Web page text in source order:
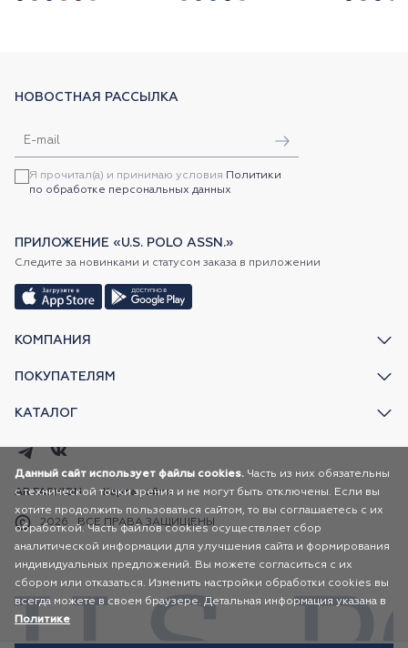
КОМПАНИЯ
ПОКУПАТЕЛЯМ
КАТАЛОГ
НОВОСТНАЯ РАССЫЛКА
Я прочитал(а) и принимаю условия Политики
по обработке персональных данных
ПРИЛОЖЕНИЕ «U.S. POLO ASSN.»
Следите за новинками и статусом заказа в приложении
2026 ВСЕ ПРАВА ЗАЩИЩЕНЫ
AR FASHION Карта сайта
Данный сайт использует файлы cookies. Часть из них обязательны
с технической точки зрения и не могут быть отключены. Если вы
хотите продолжить пользоваться сайтом, то вы соглашаетесь с их
обработкой. Часть файлов cookies осуществляет сбор
аналитической информации для улучшения сайта и формирования
индивидуальных предложений. Вы можете согласиться с их
сбором или отказаться. Изменить настройки обработки cookies вы
всегда можете в своем браузере. Детальная информация указана в
Политике